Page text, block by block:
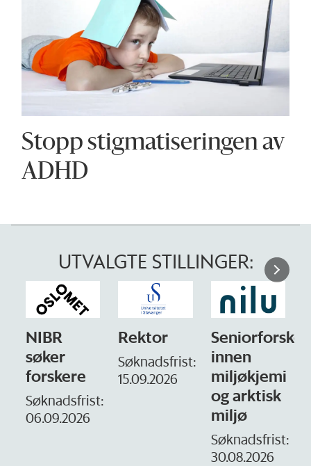
Stopp stigmatiseringen av
ADHD
UTVALGTE STILLINGER:
NIBR
søker
forskere
Søknadsfrist:
06.09.2026
Rektor
Søknadsfrist:
15.09.2026
Seniorforsker
innen
miljøkjemi
og arktisk
miljø
Søknadsfrist:
30.08.2026